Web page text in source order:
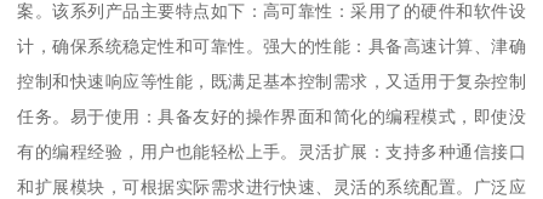
案。该系列产品主要特点如下：高可靠性：采用了的硬件和软件设
计，确保系统稳定性和可靠性。强大的性能：具备高速计算、津确
控制和快速响应等性能，既满足基本控制需求，又适用于复杂控制
任务。易于使用：具备友好的操作界面和简化的编程模式，即使没
有的编程经验，用户也能轻松上手。灵活扩展：支持多种通信接口
和扩展模块，可根据实际需求进行快速、灵活的系统配置。广泛应